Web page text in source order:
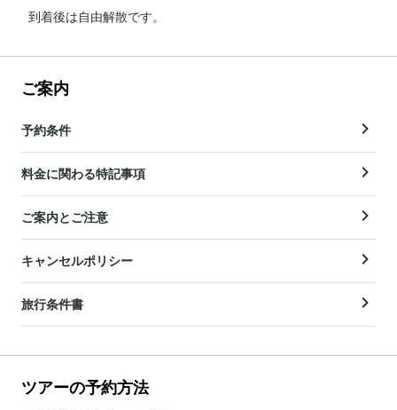
到着後は自由解散です。
ご案内
予約条件
料金に関わる特記事項
ご案内とご注意
キャンセルポリシー
旅行条件書
ツアーの予約方法